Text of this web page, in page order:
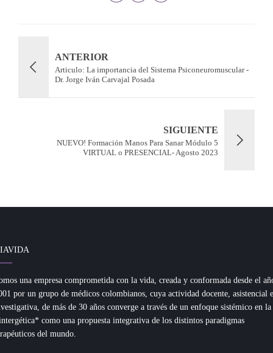
ANTERIOR
Articulo: La importancia del Sistema Psiconeuromuscular -
Dr. Jorge Iván Carvajal Posada
SIGUIENTE
NUEVO! Formación Manos Para Sanar Módulo 5
VIRTUAL o PRESENCIAL- Agosto 2023
una empresa comprometida con la vida, creada y conformada desde el
por un grupo de médicos colombianos, cuya actividad docente, asistencial e
de más de 30 años converge a través de un enfoque sistémico en la
como una propuesta integrativa de los distintos paradigmas
del mundo.